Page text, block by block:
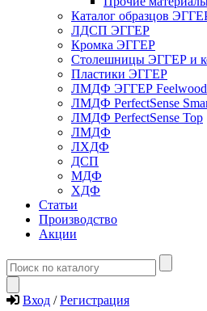
Каталог образцов
ЛДСП ЭГГЕР
Кромка ЭГГЕР
Столешницы ЭГГЕР и
Пластики ЭГГЕР
ЛМДФ ЭГГЕР Feelwood
ЛМДФ PerfectSense
ЛМДФ PerfectSense Top
ЛМДФ
ЛХДФ
ДСП
МДФ
ХДФ
Статьи
Производство
Акции
Вход / Регистрация